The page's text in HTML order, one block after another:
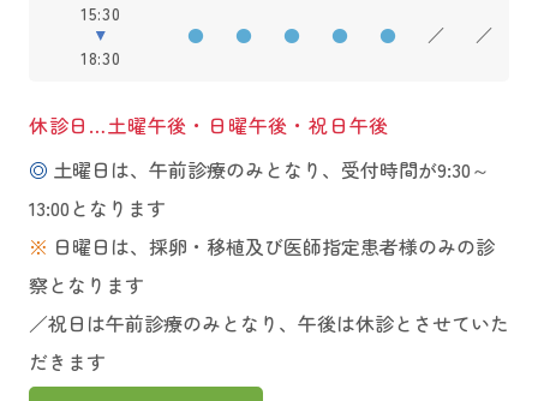
15:30
18:30
● ● ● ● ● ／ ／
休診日…土曜午後・日曜午後・祝日午後
◎ 土曜日は、午前診療のみとなり、受付時間が9:30～
13:00となります
※ 日曜日は、採卵・移植及び医師指定患者様のみの診
察となります
／祝日は午前診療のみとなり、午後は休診とさせていた
だきます